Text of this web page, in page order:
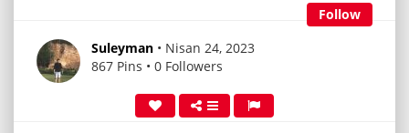
Follow
Suleyman • Nisan 24, 2023
867 Pins • 0 Followers